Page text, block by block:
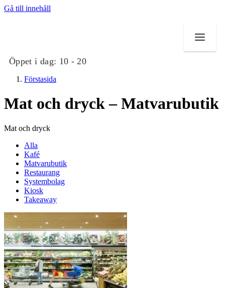
Gå till innehåll
Öppet i dag: 10 - 20
Butiker
Mat och dryck
Evenemang
Erbjudanden
Kundklubb
Inspiration
Sök
Förstasida
Mat och dryck – Matvarubutik
Mat och dryck
Alla
Kafé
Matvarubutik
Restaurang
Systembolag
Kiosk
Takeaway